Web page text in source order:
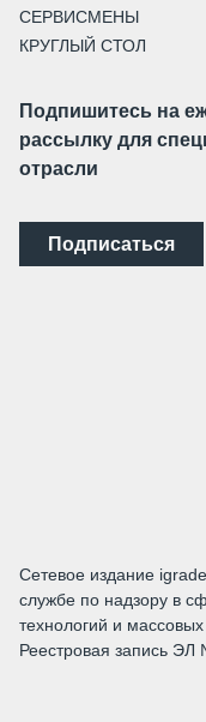
СЕРВИСМЕНЫ
КРУГЛЫЙ СТОЛ
Подпишитесь на
рассылку для
отрасли
Подписаться
Сетевое издание
службе по надзору в
технологий и
Реестровая запись